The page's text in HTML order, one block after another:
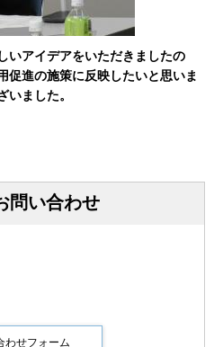
いアイデアをいただきましたの
促進の施策に反映したいと思いま
いました。
問い合わせ